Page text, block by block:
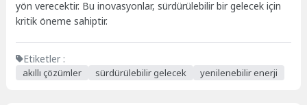
yön verecektir. Bu inovasyonlar, sürdürülebilir bir gelecek için
kritik öneme sahiptir.
Etiketler :
akıllı çözümler sürdürülebilir gelecek yenilenebilir enerji